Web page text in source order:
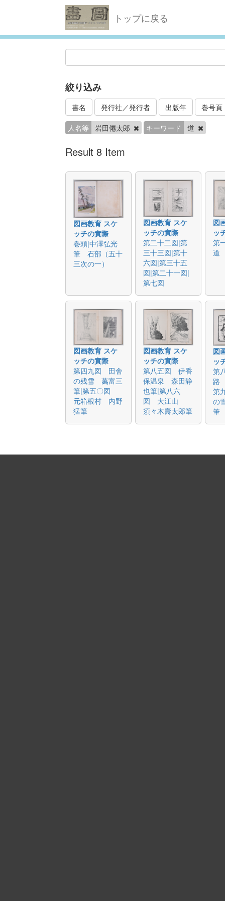
トップに戻る
絞り込み
書名 発行社／発行者 出版年 巻号頁
人名等 岩田僊太郎 キーワード 道
Result 8 Item
図画教育 スケ
ッチの實際
巻頭|中澤弘光
筆 石部（五十
三次の一）
図画教育 スケ
ッチの實際
第二十二図|第
三十三図|第十
六図|第三十五
図|第二十一図|
第七図
図
ッ
第
道
図画教育 スケ
ッチの實際
第四九図 田舎
の残雪 萬富三
筆|第五〇図
元箱根村 内野
猛筆
図画教育 スケ
ッチの實際
第八五図 伊香
保温泉 森田静
也筆|第八六
図 大江山
須々木壽太郎筆
図
ッ
第
路
第
の
筆